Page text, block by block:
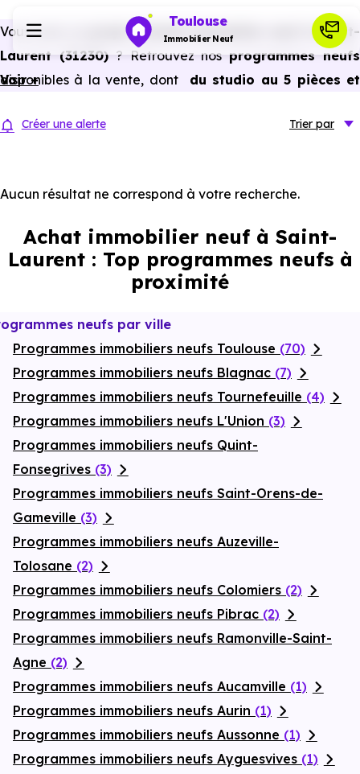
Toulouse
Immobilier Neuf
Investir
Actualités
Financer
Vous avez un
projet d’achat immobilier neuf à Saint-
Laurent (31230)? Retrouvez nos programmes neufs
disponibles à la vente, dont
du studio au 5 pièces et
des avantages du neuf :PTZ, TVA réduitedans certains
énergétiques, garanties constructeur, etc.
Voir +
Créer une alerte Trier par
Aucun résultat ne correspond à votre recherche.
Achat immobilier neuf à Saint-
Laurent : Top programmes neufs à
proximité
neufs par ville
Programmes immobiliers neufs Toulouse (70)
Programmes immobiliers neufs Blagnac (7)
Programmes immobiliers neufs Tournefeuille (4)
Programmes immobiliers neufs L'Union (3)
Programmes immobiliers neufs Quint-
Fonsegrives (3)
Programmes immobiliers neufs Saint-Orens-de-
Gameville (3)
Programmes immobiliers neufs Auzeville-
Tolosane (2)
Programmes immobiliers neufs Colomiers (2)
Programmes immobiliers neufs Pibrac (2)
Programmes immobiliers neufs Ramonville-Saint-
Agne (2)
Programmes immobiliers neufs Aucamville (1)
Programmes immobiliers neufs Aurin (1)
Programmes immobiliers neufs Aussonne (1)
Programmes immobiliers neufs Ayguesvives (1)